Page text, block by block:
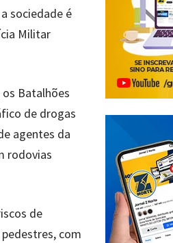
sociedade é
Militar
Batalhões
de drogas
agentes da
rodovias
de
com